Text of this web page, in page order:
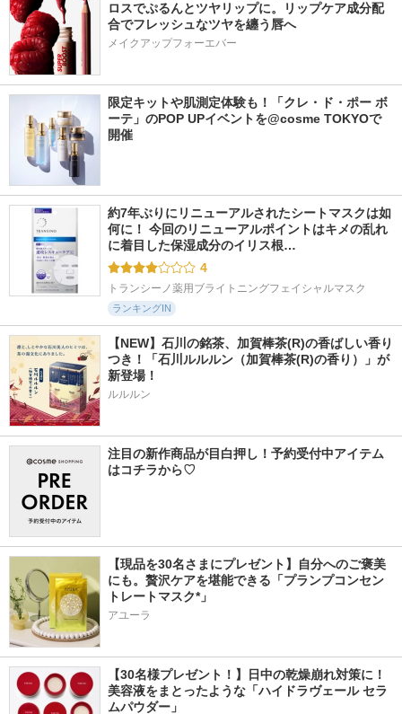
ロスでぷるんとツヤリップに。リップケア成分配
合でフレッシュなツヤを纏う唇へ
メイクアップフォーエバー
限定キットや肌測定体験も！「クレ・ド・ポー ボ
ーテ」のPOP UPイベントを@cosme TOKYOで
開催
約7年ぶりにリニューアルされたシートマスクは如
何に！ 今回のリニューアルポイントはキメの乱れ
に着目した保湿成分のイリス根…
4
トランシーノ薬用ブライトニングフェイシャルマスク
ランキングIN
【NEW】石川の銘茶、加賀棒茶(R)の香ばしい香り
つき！「石川ルルルン（加賀棒茶(R)の香り）」が
新登場！
ルルルン
注目の新作商品が目白押し！予約受付中アイテム
はコチラから♡
【現品を30名さまにプレゼント】自分へのご褒美
にも。贅沢ケアを堪能できる「プランプコンセン
トレートマスク*」
アユーラ
【30名様プレゼント！】日中の乾燥崩れ対策に！
美容液をまとったような「ハイドラヴェール セラ
ムパウダー」